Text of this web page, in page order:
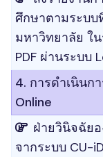
ศึกษาตามระบบ
มหาวิทยาลัย ใ
PDF ผ่านระบบ
4. การดำเนินก
Online
ฝ่ายวินิจฉัย
จากระบบ CU-